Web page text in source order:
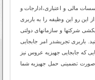
مالی و اعتباری،ادارجات و
این رو این وظیفه را به باربری
شرکتها و سازمانهای دولتی
باربری تجریشدر امر جابجایی
که جابجایی جهیزیه عروس نیز
صورت تضمینی حمل جهیزیه شما